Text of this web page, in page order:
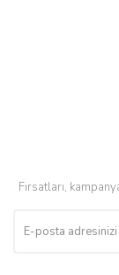
Fırsatları,